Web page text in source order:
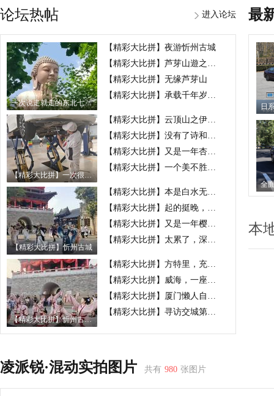
论坛热帖 进入论坛
一次说走就走的东北七日行
【精彩大比拼】夜游忻州古城
【精彩大比拼】芦芽山遊之情人谷
【精彩大比拼】无缘芦芽山
【精彩大比拼】承载千年岁月 辉煌今犹在
【精彩大比拼】一次很好的保养体验
【精彩大比拼】云顶山之伊甸园
【精彩大比拼】没有了诗和远方，就在身边享受“不凡”
【精彩大比拼】又是一年杏儿黄
【精彩大比拼】一个美不胜收的地方
【精彩大比拼】忻州古城
【精彩大比拼】本是白水无盐面,泪落碗中方知咸
【精彩大比拼】起的挺晚，赶了个大集
【精彩大比拼】又是一年樱桃红
【精彩大比拼】太累了，深山夜游也是一种放松
【精彩大比拼】忻州古城的吃喝玩住行
【精彩大比拼】方特里，充当了一把年轻人
【精彩大比拼】威海，一座让人不想走的城市
【精彩大比拼】厦门懒人自由行
【精彩大比拼】寻访交城第一山“卦山”
最
本
凌派锐·混动实拍图片 共有 980 张图片